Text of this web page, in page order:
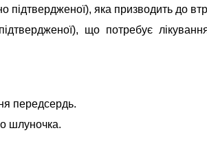
підтвердженої), яка призводить до
підтвердженої), що потребує
передсердь.
шлуночка.